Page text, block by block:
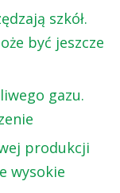
szkół.
być jeszcze
gazu.
produkcji
wysokie